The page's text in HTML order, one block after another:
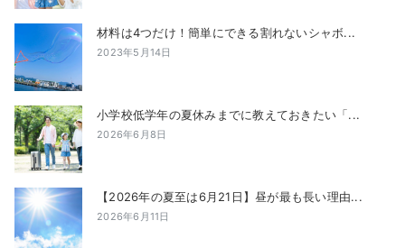
材料は4つだけ！簡単にできる割れないシャボ...
2023年5月14日
小学校低学年の夏休みまでに教えておきたい「...
2026年6月8日
【2026年の夏至は6月21日】昼が最も長い理由...
2026年6月11日